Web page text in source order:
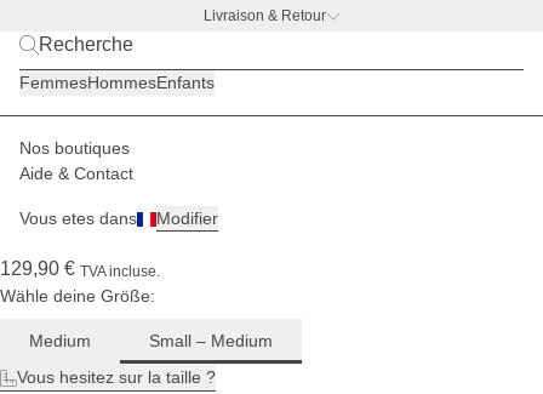
Livraison & Retour
BACK TO WORK |
FemmesHommesEnfants
Nos boutiques
Aide & Contact
Vous etes dans Modifier
Hommes Lunettes de soleil
Pour
les
visages
129,90 € TVA incluse.
Wähle deine Größe:
Medium
Small – Medium
Vous hesitez sur la taille ?